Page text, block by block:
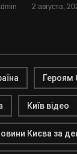
. 2 августа,
Героям
Київ відео
Києва за